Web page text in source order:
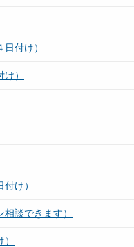
付け）
）
け）
談できます）